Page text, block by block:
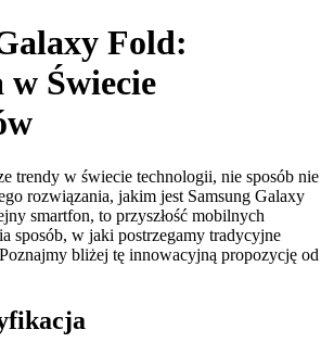
Fold:
Świecie
trendy w świecie technologii, nie sposób nie
rozwiązania, jakim jest Samsung Galaxy
smartfon, to przyszłość mobilnych
sposób, w jaki postrzegamy tradycyjne
bliżej tę innowacyjną propozycję od